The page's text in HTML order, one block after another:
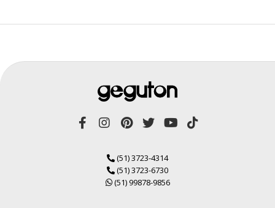
(51) 3723-4314
(51) 3723-6730
(51) 99878-9856